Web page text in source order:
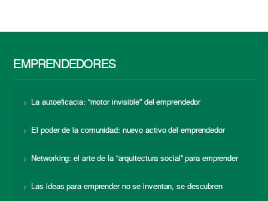
EMPRENDEDORES
La autoeficacia: “motor invisible” del emprendedor
El poder de la comunidad: nuevo activo del emprendedor
Networking: el arte de la “arquitectura social” para emprender
Las ideas para emprender no se inventan, se descubren